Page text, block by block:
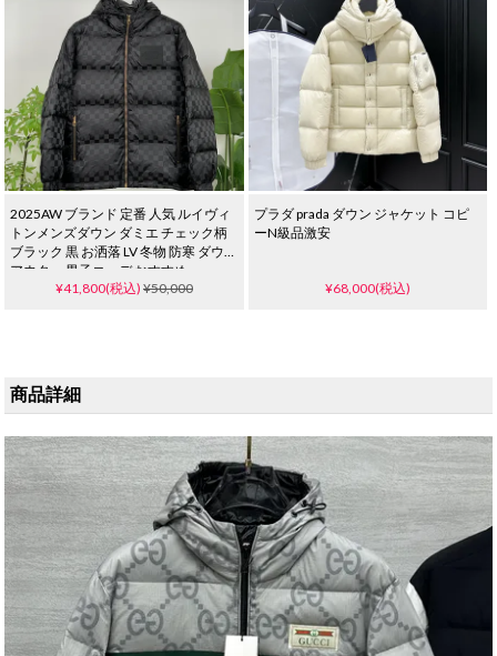
2025AW ブランド 定番 人気 ルイヴィ
トンメンズダウン ダミエ チェック柄
ブラック 黒 お洒落 LV 冬物 防寒 ダウン
アウター 男子コーデ おすすめ
¥41,800(税込)¥50,000
プラダ prada ダウン ジャケット コピ
ーN級品激安
¥68,000(税込)
商品詳細